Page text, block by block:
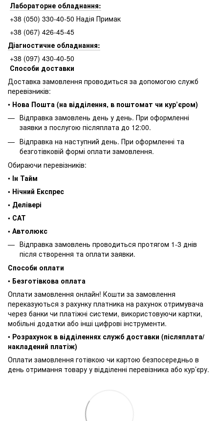
Лабораторне обладнання:
+38 (050) 330-40-50 Надія Примак
+38 (067) 426-45-45
Діагностичне обладнання:
+38 (097) 430-40-50
Способи доставки
Доставка замовлення проводиться за допомогою служб
перевізників:
• Нова Пошта (на відділення, в поштомат чи кур’єром)
Відправка замовлень день у день. При оформленні
заявки з послугою післяплата до 12:00.
Відправка на наступний день. При оформленні та
безготівковій формі оплати замовлення.
Обираючи перевізників:
• Ін Тайм
• Нічний Експрес
• Делівері
• САТ
• Автолюкс
Відправка замовлень проводиться протягом 1-3 днів
після створення та оплати заявки.
Способи оплати
• Безготівкова оплата
Оплати замовлення онлайн! Кошти за замовлення
переказуються з рахунку платника на рахунок отримувача
через банки чи платіжні системи, використовуючи картки,
мобільні додатки або інші цифрові інструменти.
• Розрахунок в відділеннях служб доставки (післяплата/
накладений платіж)
Оплати замовлення готівкою чи картою безпосередньо в
день отримання товару у відділенні перевізника або кур’єру.